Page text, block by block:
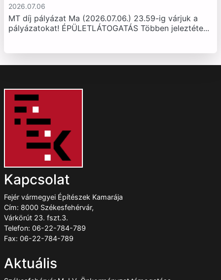
2026.07.06
MT díj pályázat Ma (2026.07.06.) 23.59-ig várjuk a
pályázatokat! ÉPÜLETLÁTOGATÁS Többen jeleztéte...
Kapcsolat
Fejér vármegyei Építészek Kamarája
Cím: 8000 Székesfehérvár,
Várkörút 23. fszt.3.
Telefon: 06-22-784-789
Fax: 06-22-784-789
Aktuális